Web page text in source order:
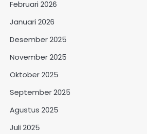
Februari 2026
Januari 2026
Desember 2025
November 2025
Oktober 2025
September 2025
Agustus 2025
Juli 2025